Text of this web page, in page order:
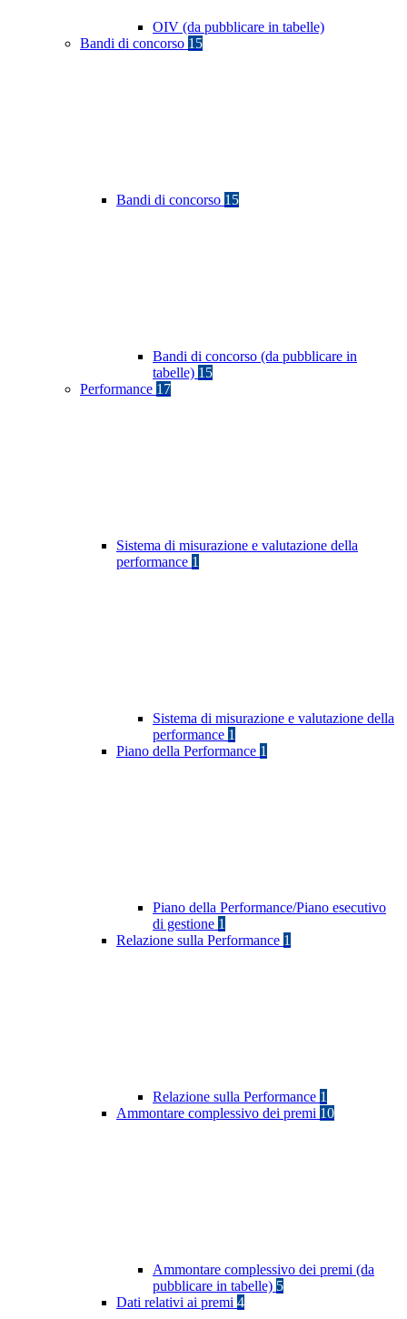
OIV (da pubblicare in tabelle)
Bandi di concorso 15
Bandi di concorso 15
Bandi di concorso (da pubblicare in
tabelle) 15
Performance 17
Sistema di misurazione e valutazione della
performance 1
Sistema di misurazione e valutazione della
performance 1
Piano della Performance 1
Piano della Performance/Piano esecutivo
di gestione 1
Relazione sulla Performance 1
Relazione sulla Performance 1
Ammontare complessivo dei premi 10
Ammontare complessivo dei premi (da
pubblicare in tabelle) 5
Dati relativi ai premi 4